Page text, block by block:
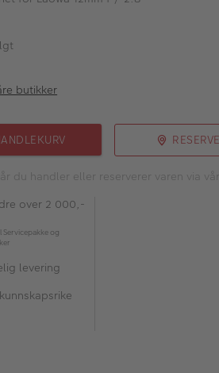
butikker
du handler eller reserverer varen via
over 2 000,-
og
levering